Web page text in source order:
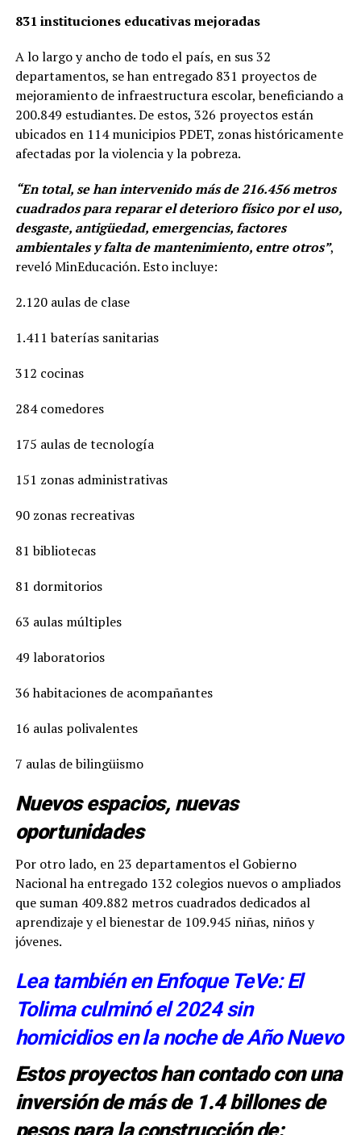
831 instituciones educativas mejoradas
A lo largo y ancho de todo el país, en sus 32
departamentos, se han entregado 831 proyectos de
mejoramiento de infraestructura escolar, beneficiando a
200.849 estudiantes. De estos, 326 proyectos están
ubicados en 114 municipios PDET, zonas históricamente
afectadas por la violencia y la pobreza.
“En total, se han intervenido más de 216.456 metros
cuadrados para reparar el deterioro físico por el uso,
desgaste, antigüedad, emergencias, factores
ambientales y falta de mantenimiento, entre otros”,
reveló MinEducación. Esto incluye:
2.120 aulas de clase
1.411 baterías sanitarias
312 cocinas
284 comedores
175 aulas de tecnología
151 zonas administrativas
90 zonas recreativas
81 bibliotecas
81 dormitorios
63 aulas múltiples
49 laboratorios
36 habitaciones de acompañantes
16 aulas polivalentes
7 aulas de bilingüismo
Nuevos espacios, nuevas
oportunidades
Por otro lado, en 23 departamentos el Gobierno
Nacional ha entregado 132 colegios nuevos o ampliados
que suman 409.882 metros cuadrados dedicados al
aprendizaje y el bienestar de 109.945 niñas, niños y
jóvenes.
Lea también en Enfoque TeVe: El
Tolima culminó el 2024 sin
homicidios en la noche de Año Nuevo
Estos proyectos han contado con una
inversión de más de 1.4 billones de
pesos para la construcción de: